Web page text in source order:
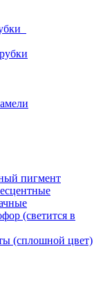
пигмент
(светится в
(сплошной цвет)